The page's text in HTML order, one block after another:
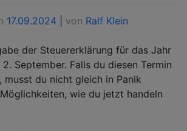
17.09.2024 von Ralf Klein
der Steuererklärung für das Jahr
September. Falls du diesen Termin
musst du nicht gleich in Panik
wie du jetzt handeln